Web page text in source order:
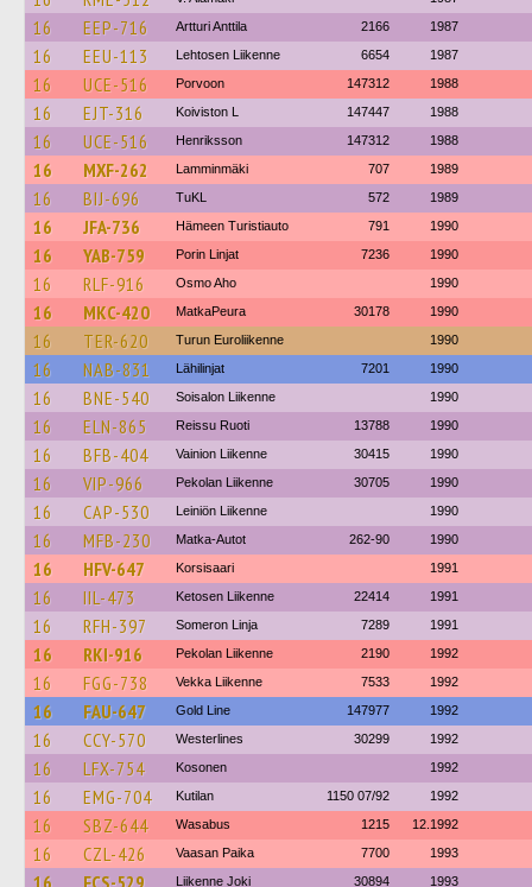
16 EEP-716 Artturi Anttila 2166 1987
16 EEU-113 Lehtosen Liikenne 6654 1987
16 UCE-516 Porvoon 147312 1988
16 EJT-316 Koiviston L 147447 1988
16 UCE-516 Henriksson 147312 1988
16 MXF-262 Lamminmäki 707 1989
16 BIJ-696 TuKL 572 1989
16 JFA-736 Hämeen Turistiauto 791 1990
16 YAB-759 Porin Linjat 7236 1990
16 RLF-916 Osmo Aho 1990
16 MKC-420 MatkaPeura 30178 1990
16 TER-620 Turun Euroliikenne 1990
16 NAB-831 Lähilinjat 7201 1990
16 BNE-540 Soisalon Liikenne 1990
16 ELN-865 Reissu Ruoti 13788 1990
16 BFB-404 Vainion Liikenne 30415 1990
16 VIP-966 Pekolan Liikenne 30705 1990
16 CAP-530 Leiniön Liikenne 1990
16 MFB-230 Matka-Autot 262-90 1990
16 HFV-647 Korsisaari 1991
16 IIL-473 Ketosen Liikenne 22414 1991
16 RFH-397 Someron Linja 7289 1991
16 RKI-916 Pekolan Liikenne 2190 1992
16 FGG-738 Vekka Liikenne 7533 1992
16 FAU-647 Gold Line 147977 1992
16 CCY-570 Westerlines 30299 1992
16 LFX-754 Kosonen 1992
16 EMG-704 Kutilan 1150 07/92 1992
16 SBZ-644 Wasabus 1215 12.1992
16 CZL-426 Vaasan Paika 7700 1993
16 FCS-529 Liikenne Joki 30894 1993